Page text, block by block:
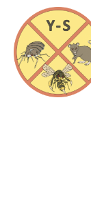
Anti
Nuisible